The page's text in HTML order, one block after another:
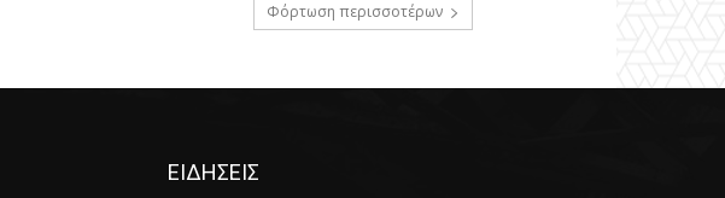
Φόρτωση περισσοτέρων
ΕΙΔΗΣΕΙΣ